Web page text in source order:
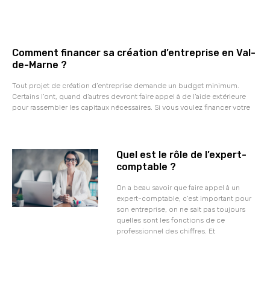
Comment financer sa création d’entreprise en Val-
de-Marne ?
Tout projet de création d’entreprise demande un budget minimum.
Certains l’ont, quand d’autres devront faire appel à de l’aide extérieure
pour rassembler les capitaux nécessaires. Si vous voulez financer votre
Quel est le rôle de l’expert-
comptable ?
On a beau savoir que faire appel à un
expert-comptable, c’est important pour
son entreprise, on ne sait pas toujours
quelles sont les fonctions de ce
professionnel des chiffres. Et